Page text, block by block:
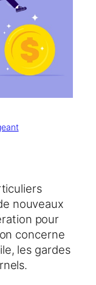
nouveaux
pour
concerne
les gardes